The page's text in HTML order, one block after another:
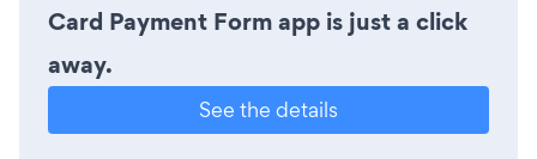
Card Payment Form app is just a click
away.
See the details